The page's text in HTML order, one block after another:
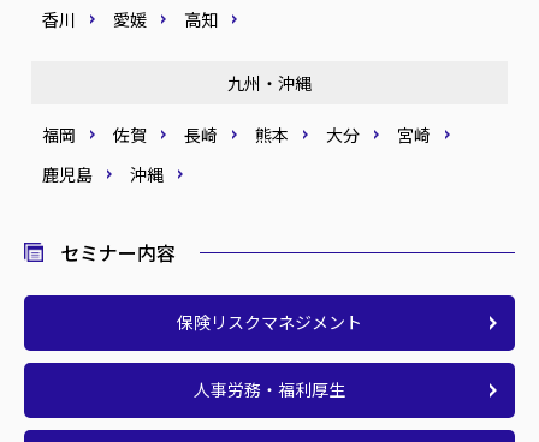
香川
愛媛 高知
九州・沖縄
福岡 佐賀 長崎 熊本 大分
宮崎
鹿児島
沖縄
セミナー内容
保険リスクマネジメント
人事労務・福利厚生